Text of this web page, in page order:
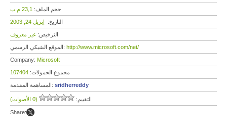
حجم الملف: 23,1 م.ب
التاريخ: إبريل 24, 2003
الترخيص: غير معروف
الموقع الشبكي الرسمي: http://www.microsoft.com/net/
Company: Microsoft
مجموع الحمولات: 107404
المساهمة المقدمة: sridherreddy
التقييم: (0 الأصوات)
Share: